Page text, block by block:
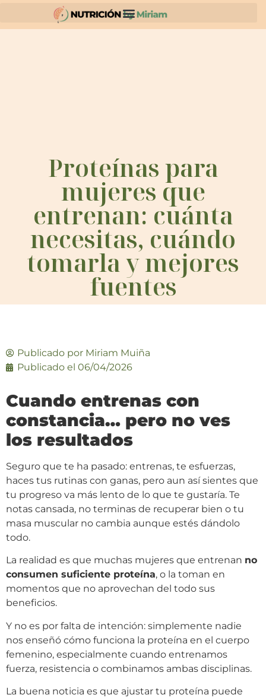
Proteínas para
mujeres que
entrenan: cuánta
necesitas, cuándo
tomarla y mejores
fuentes
Publicado por Miriam Muiña
Publicado el 06/04/2026
Cuando entrenas con
constancia… pero no ves
los resultados
Seguro que te ha pasado: entrenas, te esfuerzas,
haces tus rutinas con ganas, pero aun así sientes que
tu progreso va más lento de lo que te gustaría. Te
notas cansada, no terminas de recuperar bien o tu
masa muscular no cambia aunque estés dándolo
todo.
La realidad es que muchas mujeres que entrenan no
consumen suficiente proteína, o la toman en
momentos que no aprovechan del todo sus
beneficios.
Y no es por falta de intención: simplemente nadie
nos enseñó cómo funciona la proteína en el cuerpo
femenino, especialmente cuando entrenamos
fuerza, resistencia o combinamos ambas disciplinas.
La buena noticia es que ajustar tu proteína puede